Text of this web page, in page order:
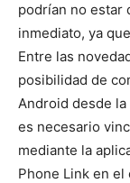
podrían no estar
inmediato, ya
Entre las
posibilidad de
Android desde la
es necesario
mediante la
Phone Link en el